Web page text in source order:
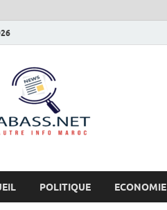
POLITIQUE ECONOMIE